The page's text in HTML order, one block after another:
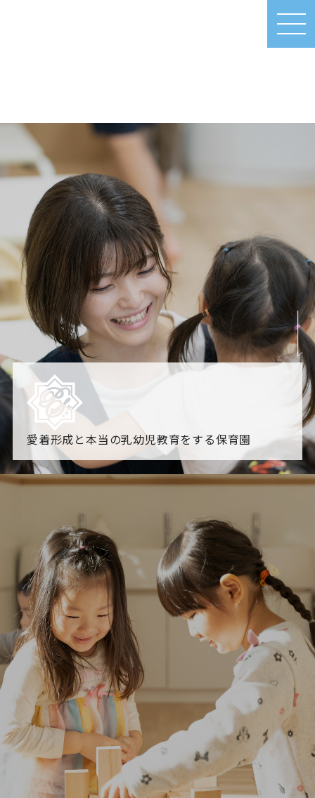
MEN
U
愛着形成と本当の乳幼児教育をする保育園
園からのお知らせ
「すくすく子育て」でリトルスター保育園が紹介されま
各園のブログ
2026.08.06 赤しそジュース作り～にじ組～2026.08.0
5 【そら組】誕生会
一覧を見る